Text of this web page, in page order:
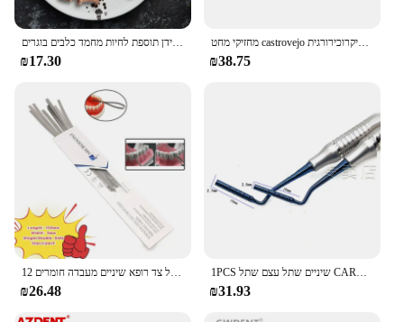
₪17.30
מחזיקי מחט castrovejo ישר/מעוקל עם מחט נעילה מחזיק מלקחיים 14 ס "מ/16 ס" מ מיקרוכירורגית
₪38.75
₪26.48 ₪31.93